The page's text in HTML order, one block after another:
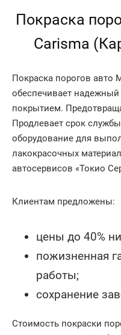
Покраска
Carisma
Покраска порогов авто
обеспечивает
покрытием.
Продлевает срок
оборудование для
лакокрасочных
автосервисов «Токио
Клиентам предложены:
цены до 40%
пожизненная
работы;
сохранение
Стоимость покраски